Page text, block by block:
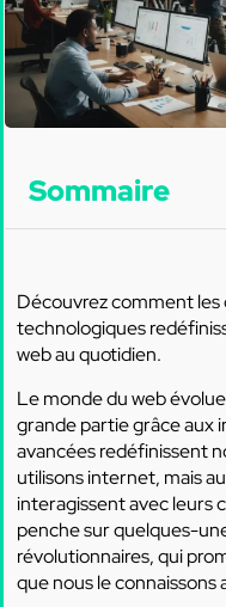
Sommaire
Découvrez comment
technologiques
web au quotidien.
Le monde du web
grande partie grâce aux
avancées redéfinissent
utilisons internet, mais
interagissent avec leurs
penche sur quelques-
révolutionnaires, qui
que nous le connaissons